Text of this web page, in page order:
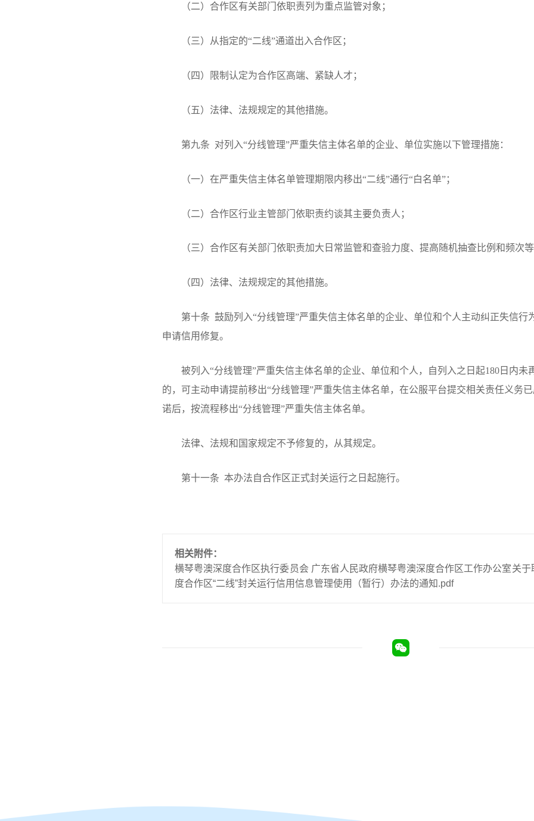
（二）合作区有关部门依职责列为重点监管对象；
（三）从指定的“二线”通道出入合作区；
（四）限制认定为合作区高端、紧缺人才；
（五）法律、法规规定的其他措施。
第九条 对列入“分线管理”严重失信主体名单的企业、单位实施以下管理措施：
（一）在严重失信主体名单管理期限内移出“二线”通行“白名单”；
（二）合作区行业主管部门依职责约谈其主要负责人；
（三）合作区有关部门依职责加大日常监管和查验力度、提高随机抽查比例和频次
（四）法律、法规规定的其他措施。
第十条 鼓励列入“分线管理”严重失信主体名单的企业、单位和个人主动纠正失信行
申请信用修复。
被列入“分线管理”严重失信主体名单的企业、单位和个人，自列入之日起180日内未
的，可主动申请提前移出“分线管理”严重失信主体名单，在公服平台提交相关责任义务
诺后，按流程移出“分线管理”严重失信主体名单。
法律、法规和国家规定不予修复的，从其规定。
第十一条 本办法自合作区正式封关运行之日起施行。
相关附件：
横琴粤澳深度合作区执行委员会 广东省人民政府横琴粤澳深度合作区工作办公室关
度合作区“二线”封关运行信用信息管理使用（暂行）办法的通知.pdf